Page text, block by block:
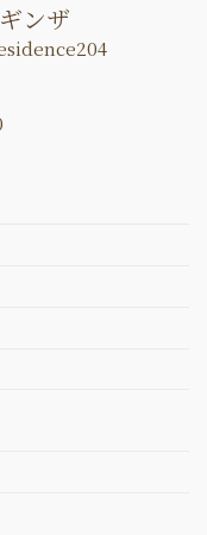
ンザ